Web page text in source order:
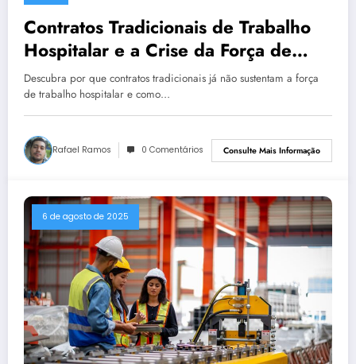
Contratos Tradicionais de Trabalho
Hospitalar e a Crise da Força de
Trabalho
Descubra por que contratos tradicionais já não sustentam a força
de trabalho hospitalar e como…
Rafael Ramos 0 Comentários Consulte Mais Informação
6 de agosto de 2025